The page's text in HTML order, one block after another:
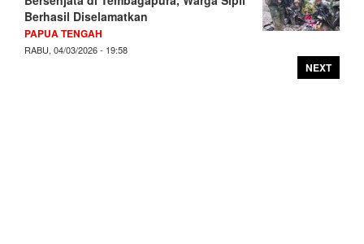
Berhasil Diselamatkan
PAPUA TENGAH
RABU, 04/03/2026 - 19:58
NEXT